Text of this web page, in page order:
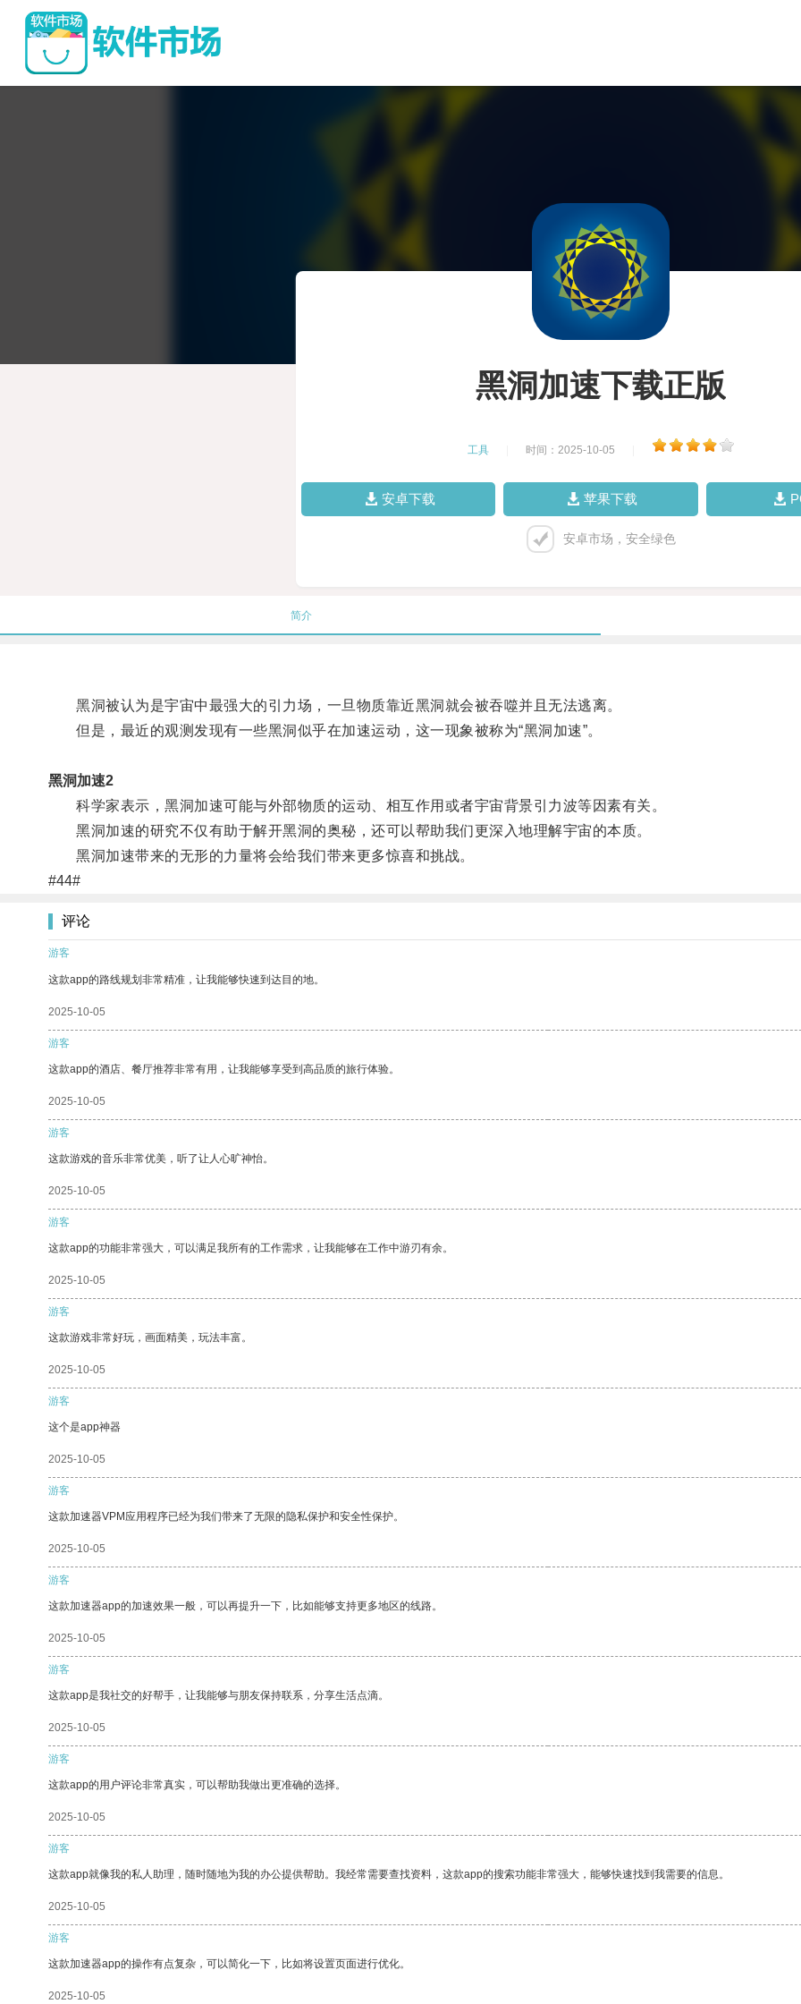
黑洞加速下载正版
工具 时间：2025-10-05
安卓下载 苹果下载
安卓市场，安全绿色
简介
黑洞被认为是宇宙中最强大的引力场，一旦物质靠近黑洞就会被吞噬并且无法逃离。
但是，最近的观测发现有一些黑洞似乎在加速运动，这一现象被称为“黑洞加速”。
黑洞加速2
科学家表示，黑洞加速可能与外部物质的运动、相互作用或者宇宙背景引力波等因素有关。
黑洞加速的研究不仅有助于解开黑洞的奥秘，还可以帮助我们更深入地理解宇宙的本质。
黑洞加速带来的无形的力量将会给我们带来更多惊喜和挑战。
#44#
评论
游客
这款app的路线规划非常精准，让我能够快速到达目的地。
2025-10-05
游客
这款app的酒店、餐厅推荐非常有用，让我能够享受到高品质的旅行体验。
2025-10-05
游客
这款游戏的音乐非常优美，听了让人心旷神怡。
2025-10-05
游客
这款app的功能非常强大，可以满足我所有的工作需求，让我能够在工作中游刃有余。
2025-10-05
游客
这款游戏非常好玩，画面精美，玩法丰富。
2025-10-05
游客
这个是app神器
2025-10-05
游客
这款加速器VPM应用程序已经为我们带来了无限的隐私保护和安全性保护。
2025-10-05
游客
这款加速器app的加速效果一般，可以再提升一下，比如能够支持更多地区的线路。
2025-10-05
游客
这款app是我社交的好帮手，让我能够与朋友保持联系，分享生活点滴。
2025-10-05
游客
这款app的用户评论非常真实，可以帮助我做出更准确的选择。
2025-10-05
游客
这款app就像我的私人助理，随时随地为我的办公提供帮助。我经常需要查找资料，这款app的搜索功能非常强大，能够快速找到我需要的信息。
2025-10-05
游客
这款加速器app的操作有点复杂，可以简化一下，比如将设置页面进行优化。
2025-10-05